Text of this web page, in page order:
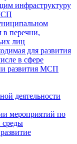
инфраструктуру
перечни,
лиц
для развития
в сфере
развития МСП
деятельности
мероприятий по
среды